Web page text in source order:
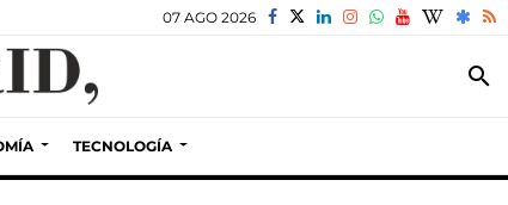
07 AGO 2026
search
TECNOLOGÍA